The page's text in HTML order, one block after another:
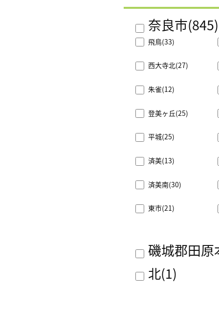
奈良市(845)
飛鳥(33)
西大寺北(27)
朱雀(12)
登美ヶ丘(25)
平城(25)
済美(13)
済美南(30)
東市(21)
磯城郡田原
北(1)